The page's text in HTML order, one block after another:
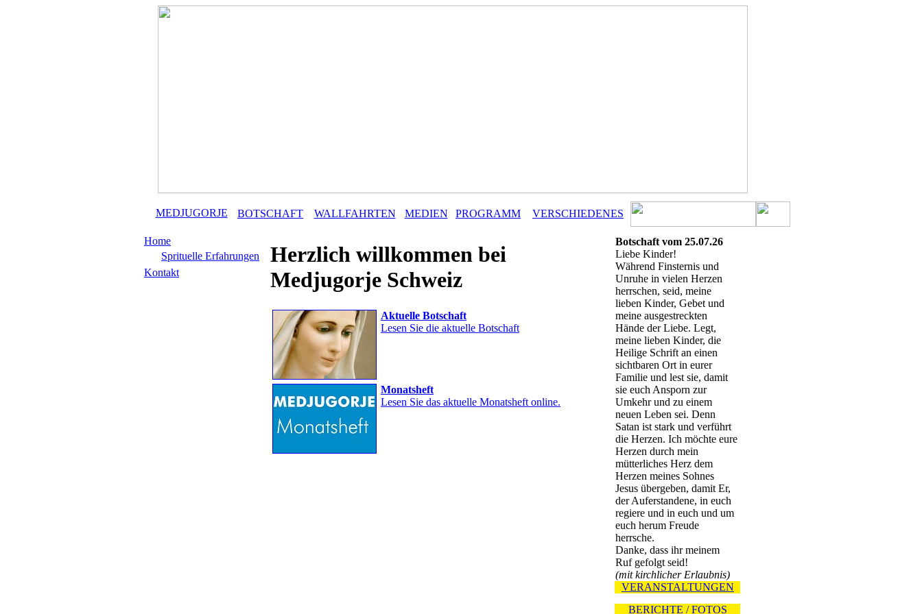
MEDJUGORJE BOTSCHAFT WALLFAHRTEN MEDIEN PROGRAMM VERSCHIEDENES
Home
Sprituelle Erfahrungen
Kontakt
Herzlich willkommen bei
Medjugorje Schweiz
Aktuelle Botschaft
Lesen Sie die aktuelle Botschaft
Monatsheft
Lesen Sie das aktuelle Monatsheft online.
Botschaft vom 25.07.26
Liebe Kinder!
Während Finsternis und
Unruhe in vielen Herzen
herrschen, seid, meine
lieben Kinder, Gebet und
meine ausgestreckten
Hände der Liebe. Legt,
meine lieben Kinder, die
Heilige Schrift an einen
sichtbaren Ort in eurer
Familie und lest sie, damit
sie euch Ansporn zur
Umkehr und zu einem
neuen Leben sei. Denn
Satan ist stark und verführt
die Herzen. Ich möchte eure
Herzen durch mein
mütterliches Herz dem
Herzen meines Sohnes
Jesus übergeben, damit Er,
der Auferstandene, in euch
regiere und in euch und um
euch herum Freude
herrsche.
Danke, dass ihr meinem
Ruf gefolgt seid!
(mit kirchlicher Erlaubnis)
VERANSTALTUNGEN
BERICHTE / FOTOS